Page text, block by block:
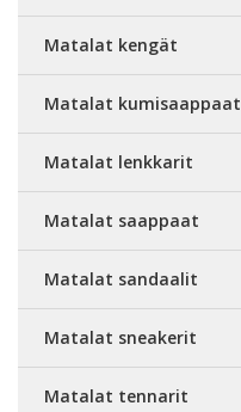
Matalat kengät
Matalat kumisaappaat
Matalat lenkkarit
Matalat saappaat
Matalat sandaalit
Matalat sneakerit
Matalat tennarit